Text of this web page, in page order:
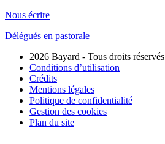
Nous écrire
Délégués en pastorale
2026 Bayard - Tous droits réservés
Conditions d’utilisation
Crédits
Mentions légales
Politique de confidentialité
Gestion des cookies
Plan du site